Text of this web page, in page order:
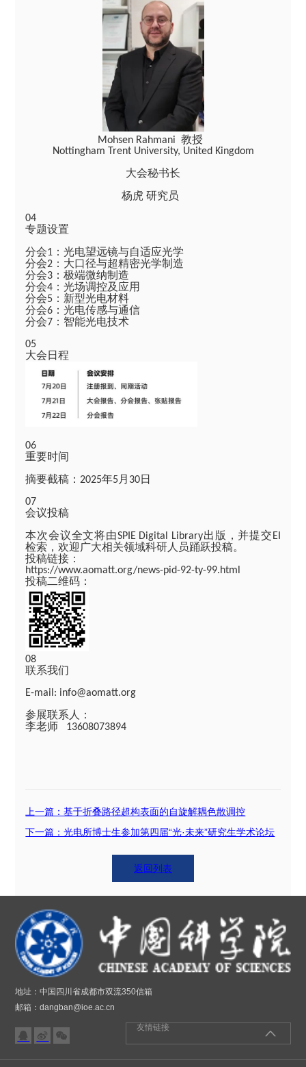
Mohsen Rahmani 教授
Nottingham Trent University, United Kingdom
大会秘书长
杨虎 研究员
04
专题设置
分会1 ：光电望远镜与自适应光学
分会2 ：大口径与超精密光学制造
分会3 ：极端微纳制造
分会4 ：光场调控及应用
分会5 ：新型光电材料
分会6 ：光电传感与通信
分会7 ：智能光电技术
05
大会日程
06
重要时间
摘要截稿： 2025年5月 30日
07
会议投稿
本次会议全文将由SPIE Digital Library出版，并提交EI
检索，欢迎广大相关领域科研人员踊跃投稿。
投稿链接：
https://www.aomatt.org/news-pid-92-ty-99.html
投稿二维码：
08
联系我们
E-mail: info@aomatt.org
参展联系人：
李老师 13608073894
上一篇：基于折叠路径超构表面的自旋解耦色散调控
下一篇：光电所博士生参加第四届“光·未来”研究生学术论坛
返回列表
地址：中国四川省成都市双流350信箱
邮箱：dangban@ioe.ac.cn
  
友情链接